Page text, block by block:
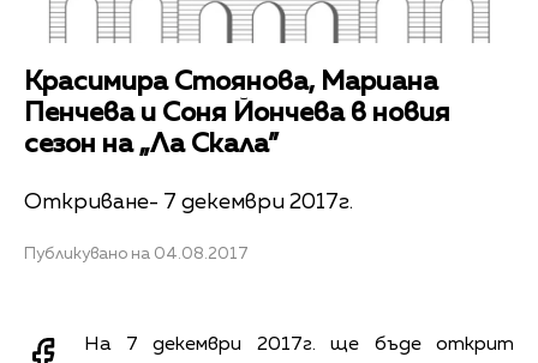
Красимира Стоянова, Мариана
Пенчева и Соня Йончева в новия
сезон на „Ла Скала”
Откриване- 7 декември 2017г.
Публикувано на 04.08.2017
На 7 декември 2017г. ще бъде открит